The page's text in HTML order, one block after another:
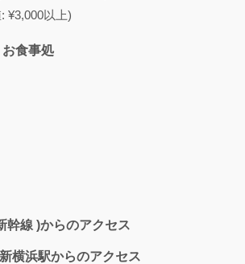
¥3,000以上)
食事処
線 )からのアクセス
横浜駅からのアクセス